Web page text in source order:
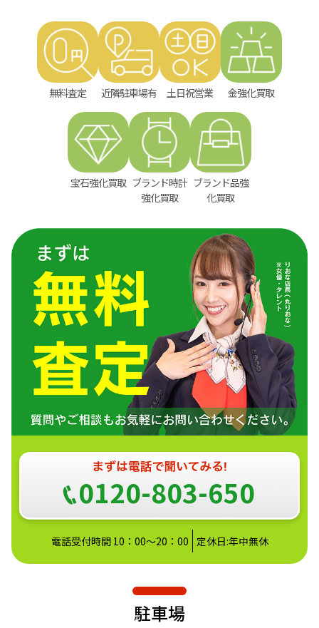
無料査定 近隣駐車場有 土日祝営業 金強化買取
宝石強化買取 ブランド時計
強化買取
ブランド品強
化買取
0120-803-650
電話受付時間 10：00～20：00 定休日:年中無休
駐車場